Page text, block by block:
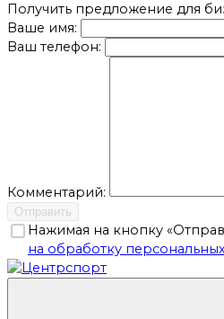
Получить предложение для
Ваше имя:
Ваш телефон:
Комментарий:
Отправить
Нажимая на кнопку
на обработку